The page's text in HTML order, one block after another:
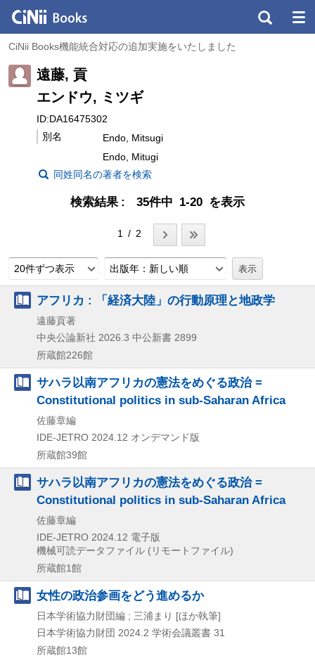
CiNii Books機能統合対応の追加実施をいたしました
遠藤, 貢
エンドウ, ミツギ
ID:DA16475302
別名
Endo, Mitsugi
Endo, Mitugi
同姓同名の著者を検索
検索結果 35件中 1-20 を表示
1 / 2
20件ずつ表示 出版年：新しい順
アフリカ : 「経済大陸」の行動原理と地政学
遠藤貢著
中央公論新社 2026.3 中公新書 2899
所蔵館226館
サハラ以南アフリカの憲法をめぐる政治 =
Constitutional politics in sub-Saharan Africa
佐藤章編
IDE-JETRO 2024.12 オンデマンド版
所蔵館39館
サハラ以南アフリカの憲法をめぐる政治 =
Constitutional politics in sub-Saharan Africa
佐藤章編
IDE-JETRO 2024.12 電子版
機械可読データファイル (リモートファイル)
所蔵館1館
女性の政治参画をどう進めるか
日本学術協力財団編 ; 三浦まり [ほか執筆]
日本学術協力財団 2024.2 学術会議叢書 31
所蔵館13館